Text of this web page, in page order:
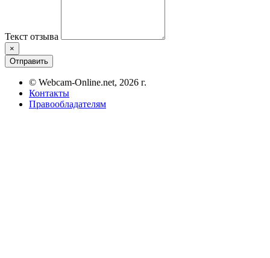
Текст отзыва
×
Отправить
© Webcam-Online.net, 2026 г.
Контакты
Правообладателям